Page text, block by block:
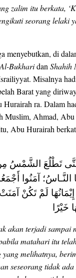
zalim itu berkata,
seorang lelaki
menyebutkan, di
Bukharidan Shahih
Misalnya
Barat yang
ra. Dalam
Muslim, Ahmad,
Abu Hurairah
تَطْلُعَ الشَّمْسُ
النَّـاسُ؛ آمَنُوا
لَمْ تَكُنْ
akan terjadi sampai
matahari itu
melihatnya,
seseorang tidak